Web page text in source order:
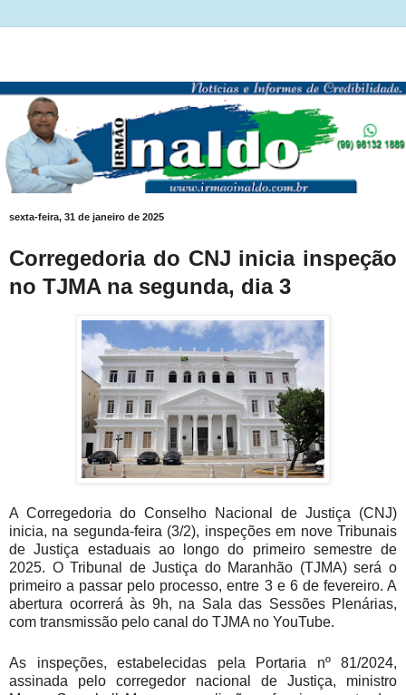
sexta-feira, 31 de janeiro de 2025
Corregedoria do CNJ inicia inspeção
no TJMA na segunda, dia 3
A Corregedoria do Conselho Nacional de Justiça (CNJ)
inicia, na segunda-feira (3/2), inspeções em nove Tribunais
de Justiça estaduais ao longo do primeiro semestre de
2025. O Tribunal de Justiça do Maranhão (TJMA) será o
primeiro a passar pelo processo, entre 3 e 6 de fevereiro. A
abertura ocorrerá às 9h, na Sala das Sessões Plenárias,
com transmissão pelo canal do TJMA no YouTube.
As inspeções, estabelecidas pela Portaria nº 81/2024,
assinada pelo corregedor nacional de Justiça, ministro